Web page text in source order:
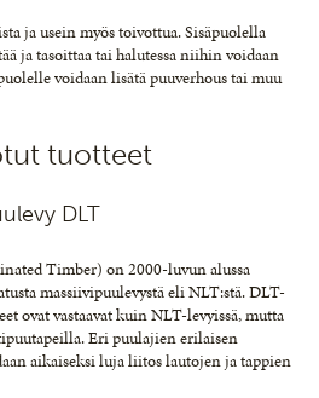
ja usein myös toivottua. Sisäpuolella
ja tasoittaa tai halutessa niihin voidaan
voidaan lisätä puuverhous tai muu
tuotteet
DLT
Timber) on 2000-luvun alussa
massiivipuulevystä eli NLT:stä. DLT-
ovat vastaavat kuin NLT-levyissä, mutta
Eri puulajien erilaisen
aikaiseksi luja liitos lautojen ja tappien